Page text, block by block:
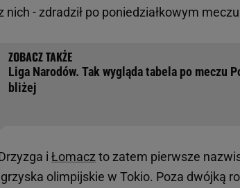
nich - zdradził po poniedziałkowym
Liga Narodów. Tak wygląda tabela po meczu
bliżej
i Łomacz to zatem pierwsze
olimpijskie w Tokio. Poza dwójką